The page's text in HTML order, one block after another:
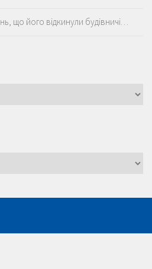
що його відкинули будівничі…